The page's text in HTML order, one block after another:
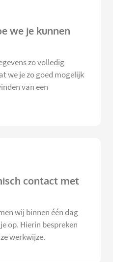
we je kunnen
zo volledig
we je zo goed mogelijk
van een
contact met
wij binnen één dag
op. Hierin bespreken
werkwijze.